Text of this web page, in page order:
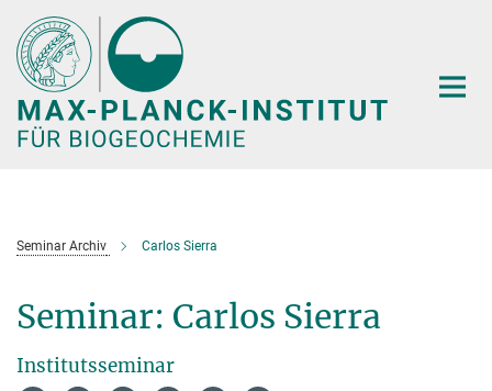
Hauptinhalt
Seminar Archiv Carlos Sierra
Seminar: Carlos Sierra
Institutsseminar